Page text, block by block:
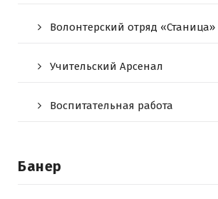
Волонтерский отряд «Станица»
Учительский Арсенал
Воспитательная работа
Банер